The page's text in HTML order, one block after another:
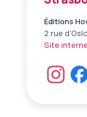
Éditions
2 rue
Site